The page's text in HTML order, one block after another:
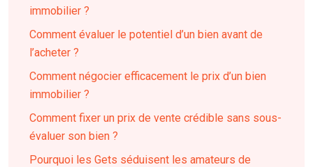
immobilier ?
Comment évaluer le potentiel d’un bien avant de
l’acheter ?
Comment négocier efficacement le prix d’un bien
immobilier ?
Comment fixer un prix de vente crédible sans sous-
évaluer son bien ?
Pourquoi les Gets séduisent les amateurs de